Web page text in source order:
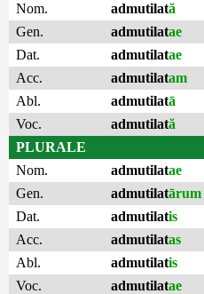
Nom.
admutilată
Gen.
admutilatae
Dat.
admutilatae
Acc.
admutilatam
Abl.
admutilatā
Voc.
admutilată
PLURALE
Nom.
admutilatae
Gen.
admutilatārum
Dat.
admutilatis
Acc.
admutilatas
Abl.
admutilatis
Voc.
admutilatae